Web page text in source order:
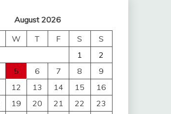
August 2026
W T F S
S
1
2
5 6 7 8
9
12 13 14 15
16
19 20 21 22
23